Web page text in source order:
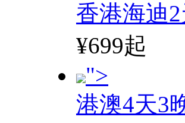
香港海迪
¥699起
">
港澳4天3